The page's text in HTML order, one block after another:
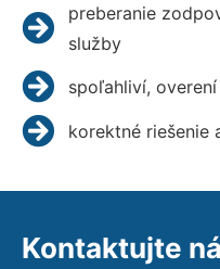
preberanie
služby
spoľahliví,
korektné riešenie
Kontaktujte